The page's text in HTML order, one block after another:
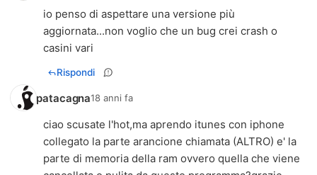
io penso di aspettare una versione più
aggiornata...non voglio che un bug crei crash o
casini vari
Rispondi
patacagna18 anni fa
ciao scusate l'hot,ma aprendo itunes con iphone
collegato la parte arancione chiamata (ALTRO) e' la
parte di memoria della ram ovvero quella che viene